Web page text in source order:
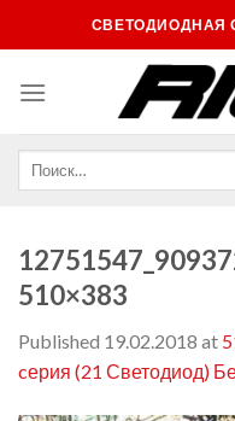
to
СВЕТОДИОДНАЯ
510×383
Published 19.02.2018 at
cерия (21 Светодиод)